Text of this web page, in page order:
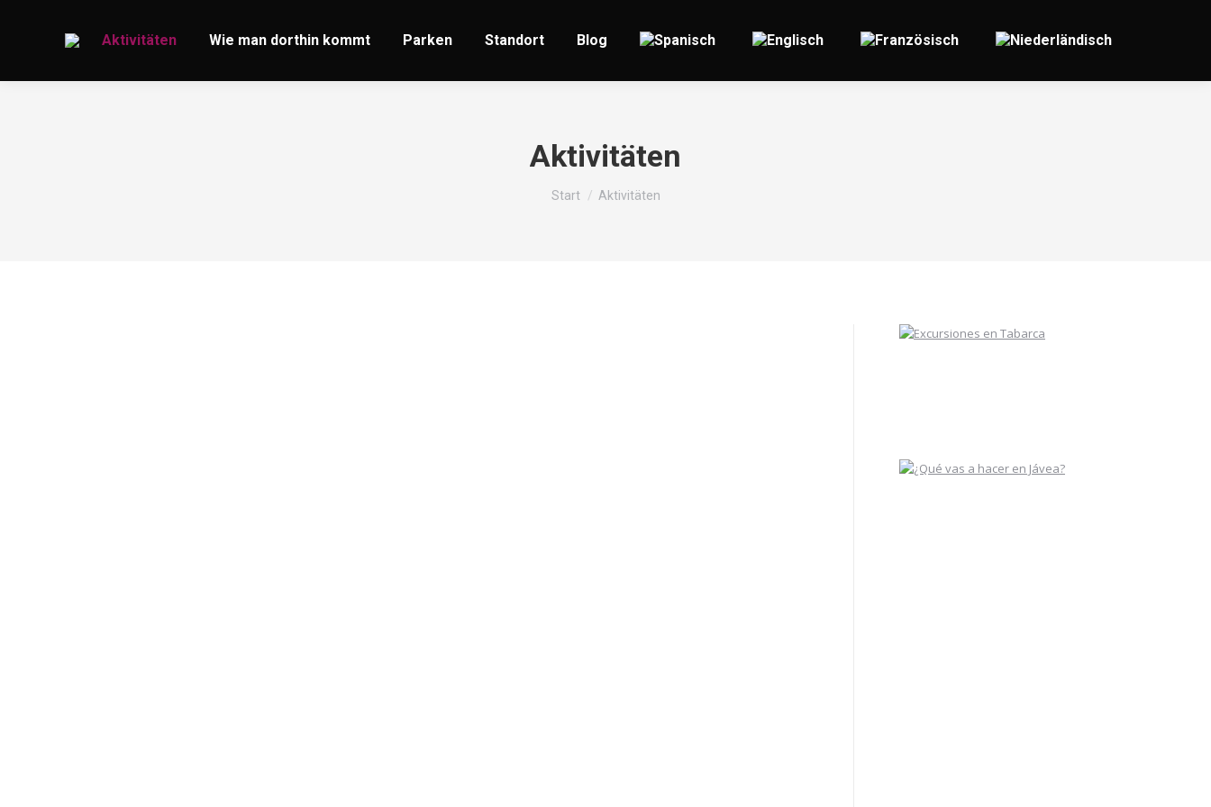
Aktivitäten Wie man dorthin kommt Parken Standort Blog
Aktivitäten
Sie befinden sich hier:
Start Aktivitäten